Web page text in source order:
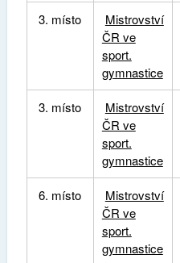
3. místo
Mistrovství
ČR ve
sport.
gymnastice
3. místo
Mistrovství
ČR ve
sport.
gymnastice
6. místo
Mistrovství
ČR ve
sport.
gymnastice